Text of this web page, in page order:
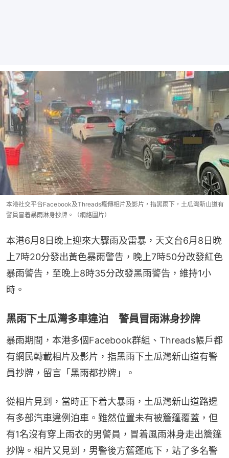
本港社交平台Facebook及Threads瘋傳相片及影片，指黑雨下，土瓜灣新山道有
警員冒着暴雨淋身抄牌。（網絡圖片）
本港6月8日晚上迎來大驟雨及雷暴，天文台6月8日晚
上7時20分發出黃色暴雨警告，晚上7時50分改發紅色
暴雨警告，至晚上8時35分改發黑雨警告，維持1小
時。
黑雨下土瓜灣多車違泊 警員冒雨淋身抄牌
暴雨期間，本港多個Facebook群組、Threads帳戶都
有網民轉載相片及影片，指黑雨下土瓜灣新山道有警
員抄牌，留言「黑雨都抄牌」。
從相片見到，當時正下着大暴雨，土瓜灣新山道路邊
有多部汽車違例泊車。雖然位置未有被簷篷覆蓋，但
有1名沒有穿上雨衣的男警員，冒着風雨淋身走出簷篷
抄牌。相片又見到，男警後方簷篷底下，站了多名警